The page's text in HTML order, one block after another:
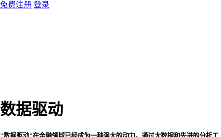
免费注册 登录
数据驱动